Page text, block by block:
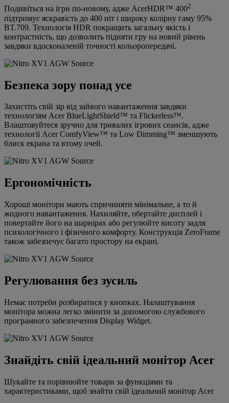
Подивіться на ігри по-новому, адже AcerHDR™ 4002
підтримує яскравість до 400 ніт і широку колірну гаму 95%
BT.709. Технологія HDR покращить загальну якість і
контрастність, що дозволить підняти гру на новий рівень
завдяки вдосконаленій точності кольоропередачі.
Безпека зору понад усе
Захистіть свій зір від зайвого навантаження завдяки
технологіям Acer BlueLightShield™ та Flickerless™.
Влаштовуйтеся зручно для тривалих ігрових сеансів, адже
технології Acer ComfyView™ та Low Dimming™ зменшують
блиск екрана та втому очей.
Ергономічність
Хороші монітори мають спричиняти мінімальне, а то й
жодного навантаження. Нахиляйте, обертайте дисплей і
повертайте його на шарнірах або регулюйте висоту задля
психологічного і фізичного комфорту. Конструкція ZeroFrame
також забезпечує багато простору на екрані.
Регулювання без зусиль
Немає потреби розбиратися у кнопках. Налаштування
монітора можна легко змінити за допомогою службового
програмного забезпечення Display Widget.
Знайдіть свій ідеальний монітор Acer
Шукайте та порівнюйте товари за функціями та
характеристиками, щоб знайти свій ідеальний монітор Acer